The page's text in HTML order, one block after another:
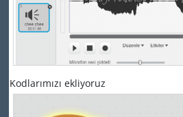
Kodlarımızı ekliyoruz